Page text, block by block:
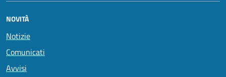
NOVITÀ
Notizie
Comunicati
Avvisi